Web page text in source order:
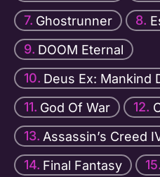
Ghostrunner
DOOM Eternal
Deus Ex: Mankind
God Of War
Assassin’s Creed
Final Fantasy